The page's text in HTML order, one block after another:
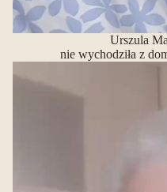
Urszula
nie wychodziła z